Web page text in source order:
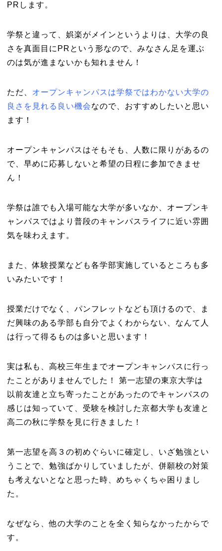
PRします。
学祭と違って、娯楽がメインというよりは、大学の良
さを真面目にPRという形なので、みなさん足を運ぶ
のは気が進まないかも知れません！
ただ、 オープンキャンパスは学祭ではわかない大学の
良さを見れる良い機会なので、おすすめしたいと思い
ます！
オープンキャンパスはそもそも、人数に限りがあるの
で、早めに応募しないと希望の日程に参加できませ
ん！
学祭は誰でも入場可能な大学が多いなか、オープンキ
ャンパスではより普段のキャンパスライフに近い雰囲
気を味わえます。
また、体験授業なども各学部実施しているところも多
いみたいです！
授業だけでなく、パンフレットなども頂けるので、ま
だ興味のある学部も自分でよくわからない、なんて人
は行って得るものは多いと思います！
実は私も、高校三年生までオープンキャンパスに行っ
たことがありませんでした！ 第一志望の東京大学は
以前友達と立ち寄ったことがあったのでキャンパスの
感じは知っていて、受験を検討した京都大学も友達と
高二の秋に学祭を見に行きました！
第一志望を高３の初めぐらいに確定し、いざ勉強とい
うことで、勉強ばかりしていましたが、併願校の対策
も考えないとなと思った時、めちゃくちゃ困りまし
た。
なぜなら、他の大学のことを全く知らなかったからで
す。